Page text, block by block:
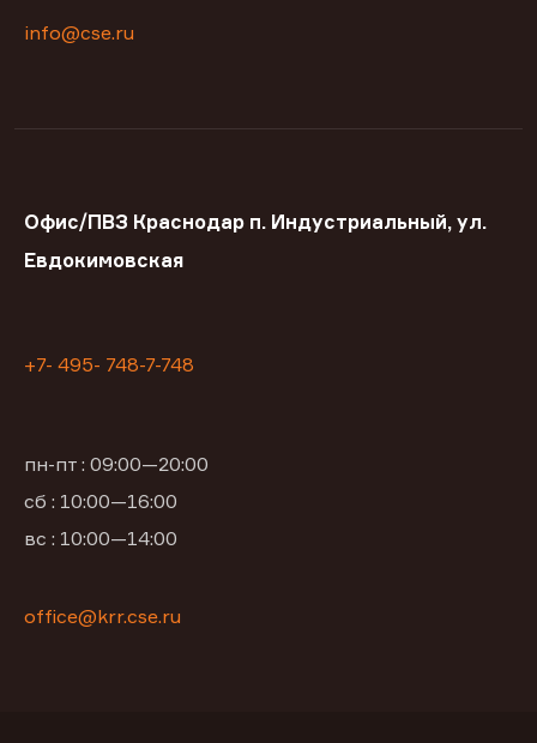
info@cse.ru
Офис/ПВЗ Краснодар п. Индустриальный, ул.
Евдокимовская
+7- 495- 748-7-748
пн-пт : 09:00—20:00
сб : 10:00—16:00
вс : 10:00—14:00
office@krr.cse.ru